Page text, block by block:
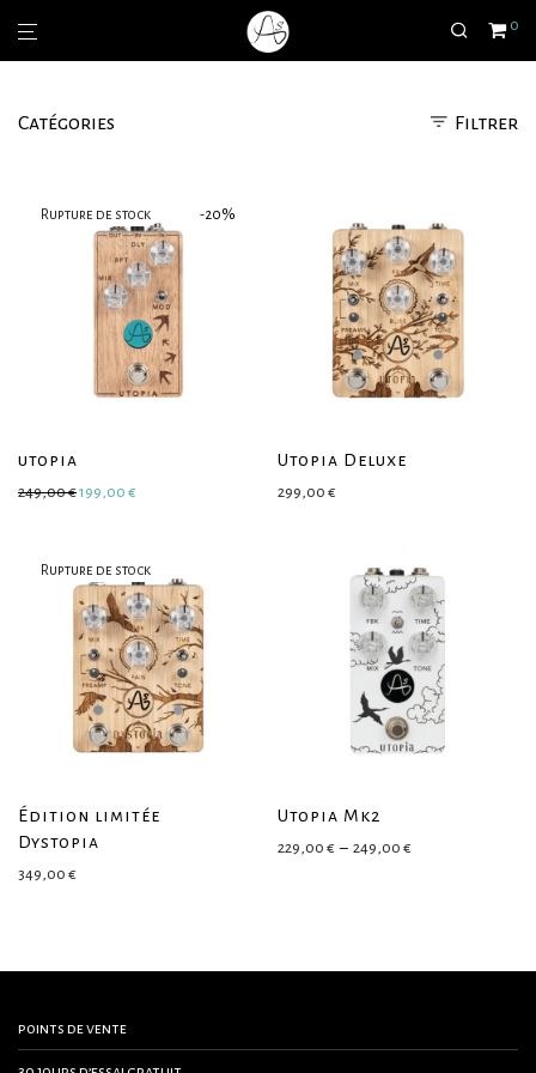
0
Catégories Filtrer
-20%
utopia
249,00€Le prix initial était : 249,00 €.
199,00 € Le prix actuel est : 199,00 €.
Utopia Deluxe
299,00 €
Édition limitée
Dystopia
349,00 €
Utopia Mk2
229,00 € – 249,00 €Plage de prix :
points de vente